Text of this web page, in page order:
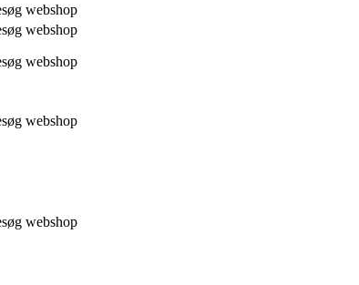
webshop
webshop
webshop
webshop
webshop